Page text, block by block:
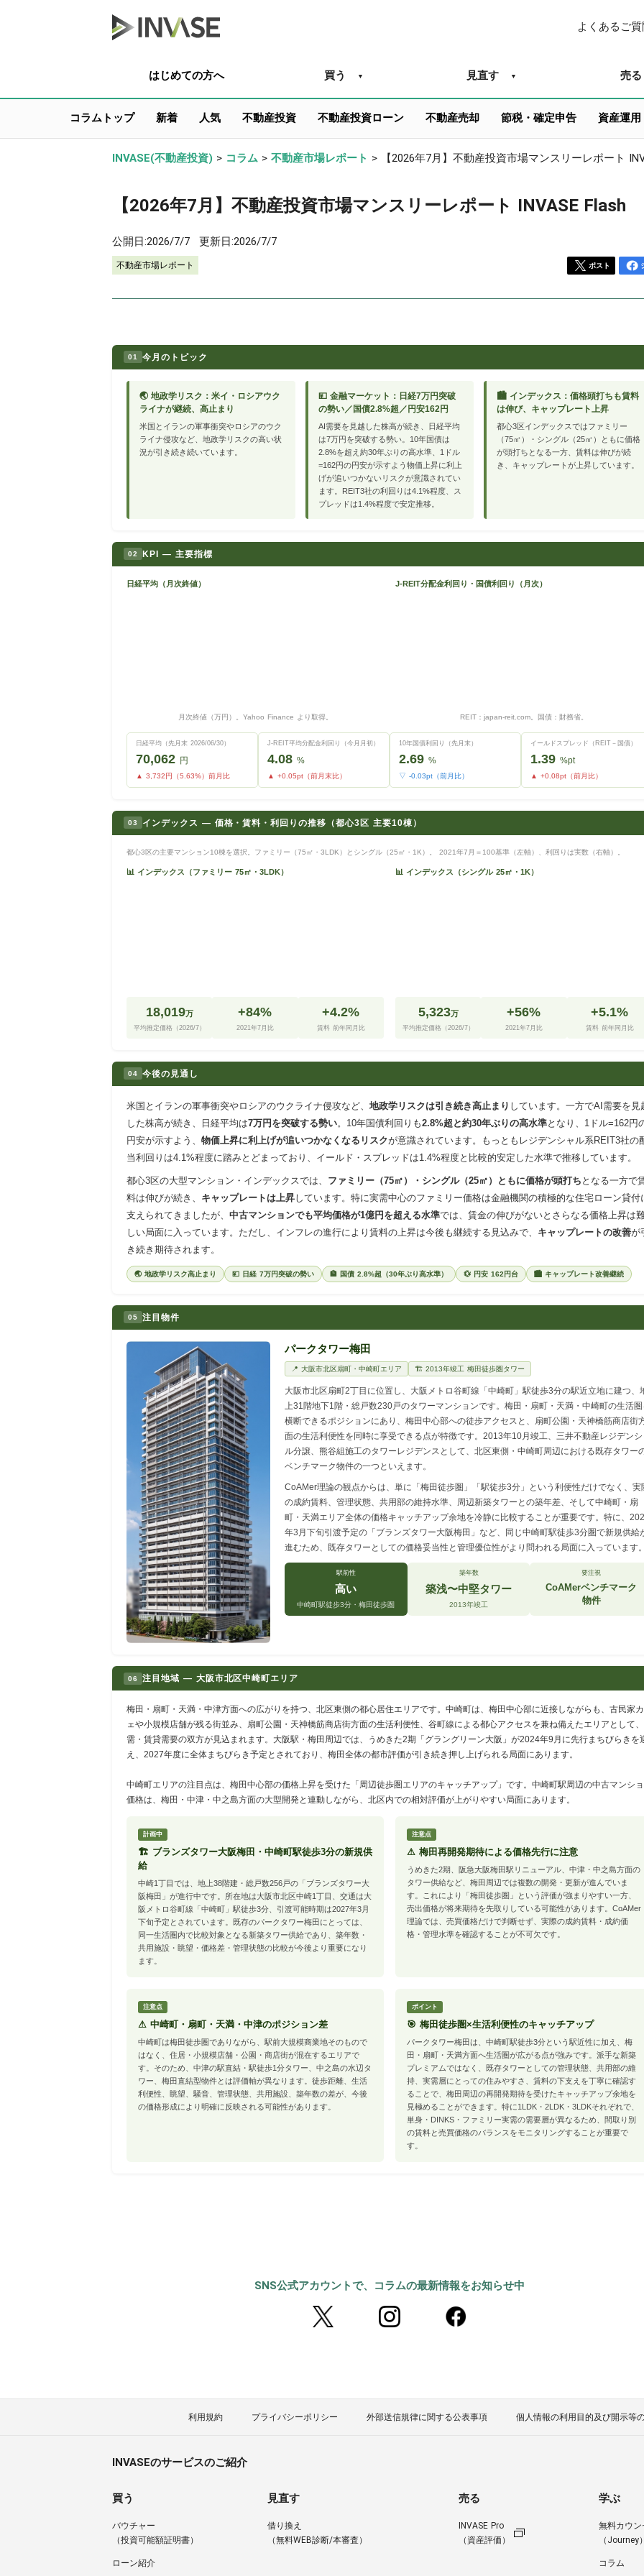
よくあるご質
はじめての方へ 買う 見直す 売る
コラムトップ 新着 人気 不動産投資 不動産投資ローン 不動産売却 節税・確定申告 資産運用
INVASE(不動産投資) > コラム > 不動産市場レポート > 【2026年7月】不動産投資市場マンスリーレポート
【2026年7月】不動産投資市場マンスリーレポート INVASE Flash
公開日:2026/7/7 更新日:2026/7/7
不動産市場レポート ポスト
01 今月のトピック
🌏 地政学リスク：米イ・ロシアウク
ライナが継続、高止まり
米国とイランの軍事衝突やロシアのウク
ライナ侵攻など、地政学リスクの高い状
況が引き続き続いています。
💴 金融マーケット：日経7万円突破
の勢い／国債2.8%超／円安162円
AI需要を見越した株高が続き、日経平均
は7万円を突破する勢い。10年国債は
2.8%を超え約30年ぶりの高水準、1ドル
=162円の円安が示すよう物価上昇に利上
げが追いつかないリスクが意識されてい
ます。REIT3社の利回りは4.1%程度、ス
プレッドは1.4%程度で安定推移。
🏙 インデックス：価格頭打ちも賃料
は伸び、キャップレート上昇
都心3区インデックスではファミリー
（75㎡）・シングル（25㎡）ともに価格
が頭打ちとなる一方、賃料は伸びが続
き、キャップレートが上昇しています。
02 KPI — 主要指標
日経平均（月次終値）
月次終値（万円）。Yahoo Finance より取得。
J-REIT分配金利回り・国債利回り（月次）
REIT：japan-reit.com。国債：財務省。
日経平均（先月末 2026/06/30）
70,062 円
▲ 3,732円（5.63%）前月比
J-REIT平均分配金利回り（今月月初）
4.08 %
▲ +0.05pt（前月末比）
10年国債利回り（先月末）
2.69 %
▽ -0.03pt（前月比）
イールドスプレッド（REIT－国債）
1.39 %pt
▲ +0.08pt（前月比）
03 インデックス — 価格・賃料・利回りの推移（都心3区 主要10棟）
都心3区の主要マンション10棟を選択。ファミリー（75㎡・3LDK）とシングル（25㎡・1K）。 2021年7月＝100基準（左軸）、利回りは実数（右軸）。
📊 インデックス（ファミリー 75㎡・3LDK）
18,019万
平均推定価格（2026/7）
+84%
2021年7月比
+4.2%
賃料 前年同月比
📊 インデックス（シングル 25㎡・1K）
5,323万
平均推定価格（2026/7）
+56%
2021年7月比
+5.1%
賃料 前年同月比
04 今後の見通し
米国とイランの軍事衝突やロシアのウクライナ侵攻など、 地政学リスクは引き続き高止まり しています。一方でAI需要を見
した株高が続き、日経平均は7万円を突破する勢い。10年国債利回りも2.8%超と約30年ぶりの高水準となり、1ドル=162円
円安が示すよう、 物価上昇に利上げが追いつかなくなるリスクが意識されています。もっともレジデンシャル系REIT3社の
当利回りは4.1%程度に踏みとどまっており、イールド・スプレッドは1.4%程度と比較的安定した水準で推移しています。
都心3区の大型マンション・インデックスでは、 ファミリー（75㎡）・シングル（25㎡）ともに価格が頭打ち となる一方で
料は伸びが続き、 キャップレートは上昇しています。特に実需中心のファミリー価格は金融機関の積極的な住宅ローン貸付
支えられてきましたが、 中古マンションでも平均価格が1億円を超える水準では、賃金の伸びがないとさらなる価格上昇は
しい局面に入っています。ただし、インフレの進行により賃料の上昇は今後も継続する見込みで、 キャップレートの改善が
き続き期待されます。
🌏 地政学リスク高止まり 💴 日経 7万円突破の勢い 🏦 国債 2.8%超（30年ぶり高水準） 💱 円安 162円台 🏙 キャップレート改善継続
05 注目物件
パークタワー梅田
📍 大阪市北区扇町・中崎町エリア 🏗 2013年竣工 梅田徒歩圏タワー
大阪市北区扇町2丁目に位置し、大阪メトロ谷町線「中崎町」駅徒歩3分の駅近立地に建つ、
上31階地下1階・総戸数230戸のタワーマンションです。梅田・扇町・天満・中崎町の生活圏
横断できるポジションにあり、梅田中心部への徒歩アクセスと、扇町公園・天神橋筋商店街
面の生活利便性を同時に享受できる点が特徴です。2013年10月竣工、三井不動産レジデンシ
ル分譲、熊谷組施工のタワーレジデンスとして、北区東側・中崎町周辺における既存タワー
ベンチマーク物件の一つといえます。
CoAMer理論の観点からは、単に「梅田徒歩圏」「駅徒歩3分」という利便性だけでなく、実
の成約賃料、管理状態、共用部の維持水準、周辺新築タワーとの築年差、そして中崎町・扇
町・天満エリア全体の価格キャッチアップ余地を冷静に比較することが重要です。特に、
年3月下旬引渡予定の「ブランズタワー大阪梅田」など、同じ中崎町駅徒歩3分圏で新規供給
進むため、既存タワーとしての価格妥当性と管理優位性がより問われる局面に入っています。
駅前性
高い
中崎町駅徒歩3分・梅田徒歩圏
築年数
築浅〜中堅タワー
2013年竣工
要注視
CoAMerベンチマーク
物件
06 注目地域 — 大阪市北区中崎町エリア
梅田・扇町・天満・中津方面への広がりを持つ、北区東側の都心居住エリアです。中崎町は、梅田中心部に近接しながらも、古民家
ェや小規模店舗が残る街並み、扇町公園・天神橋筋商店街方面の生活利便性、谷町線による都心アクセスを兼ね備えたエリアとして
需・賃貸需要の双方が見込まれます。大阪駅・梅田周辺では、うめきた2期「グラングリーン大阪」が2024年9月に先行まちびらきを
え、2027年度に全体まちびらき予定とされており、梅田全体の都市評価が引き続き押し上げられる局面にあります。
中崎町エリアの注目点は、梅田中心部の価格上昇を受けた「周辺徒歩圏エリアのキャッチアップ」です。中崎町駅周辺の中古マンシ
価格は、梅田・中津・中之島方面の大型開発と連動しながら、北区内での相対評価が上がりやすい局面にあります。
計画中
🏗 ブランズタワー大阪梅田・中崎町駅徒歩3分の新規供
給
中崎1丁目では、地上38階建・総戸数256戸の「ブランズタワー大
阪梅田」が進行中です。所在地は大阪市北区中崎1丁目、交通は大
阪メトロ谷町線「中崎町」駅徒歩3分、引渡可能時期は2027年3月
下旬予定とされています。既存のパークタワー梅田にとっては、
同一生活圏内で比較対象となる新築タワー供給であり、築年数・
共用施設・眺望・価格差・管理状態の比較が今後より重要になり
ます。
注意点
⚠ 梅田再開発期待による価格先行に注意
うめきた2期、阪急大阪梅田駅リニューアル、中津・中之島方面の
タワー供給など、梅田周辺では複数の開発・更新が進んでいま
す。これにより「梅田徒歩圏」という評価が強まりやすい一方、
売出価格が将来期待を先取りしている可能性があります。CoAMer
理論では、売買価格だけで判断せず、実際の成約賃料・成約価
格・管理水準を確認することが不可欠です。
注意点
⚠ 中崎町・扇町・天満・中津のポジション差
中崎町は梅田徒歩圏でありながら、駅前大規模商業地そのもので
はなく、住居・小規模店舗・公園・商店街が混在するエリアで
す。そのため、中津の駅直結・駅徒歩1分タワー、中之島の水辺タ
ワー、梅田直結型物件とは評価軸が異なります。徒歩距離、生活
利便性、眺望、騒音、管理状態、共用施設、築年数の差が、今後
の価格形成により明確に反映される可能性があります。
ポイント
🎯 梅田徒歩圏×生活利便性のキャッチアップ
パークタワー梅田は、中崎町駅徒歩3分という駅近性に加え、梅
田・扇町・天満方面へ生活圏が広がる点が強みです。派手な新築
プレミアムではなく、既存タワーとしての管理状態、共用部の維
持、実需層にとっての住みやすさ、賃料の下支えを丁寧に確認す
ることで、梅田周辺の再開発期待を受けたキャッチアップ余地を
見極めることができます。特に1LDK・2LDK・3LDKそれぞれで、
単身・DINKS・ファミリー実需の需要層が異なるため、間取り別
の賃料と売買価格のバランスをモニタリングすることが重要で
す。
SNS公式アカウントで、コラムの最新情報をお知らせ中
利用規約 プライバシーポリシー 外部送信規律に関する公表事項 個人情報の利用目的及び開示等
INVASEのサービスのご紹介
買う
バウチャー
（投資可能額証明書）
ローン紹介
見直す
借り換え
（無料WEB診断/本審査）
売る
INVASE Pro
（資産評価）
学ぶ
無料カウン
（Journey）
コラム